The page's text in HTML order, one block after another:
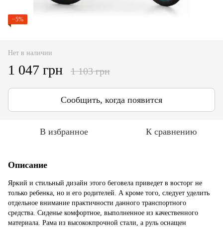
−5%
Нет в наличии
1 047 грн 1 103 грн
Сообщить, когда появится
В избранное К сравнению
Описание
Яркий и стильный дизайн этого беговела приведет в восторг не
только ребенка, но и его родителей. А кроме того, следует уделить
отдельное внимание практичности данного транспортного
средства. Сиденье комфортное, выполненное из качественного
материала. Рама из высококпрочной стали, а руль оснащен